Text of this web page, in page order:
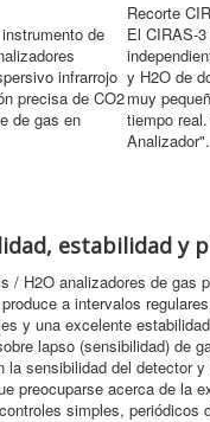
de
infrarrojo
precisa de CO2
de gas en
Recorte
El CIRAS-
y H2O de
muy
tiempo
Analizador".
estabilidad y
/ H2O analizadores de gas
a intervalos
y una excelente
lapso (sensibilidad) de
la sensibilidad del detector
preocuparse acerca de la
simples, periódicos